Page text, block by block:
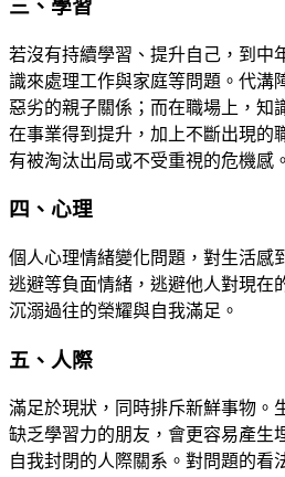
三、學習
若沒有持續學習、提升自己，到中
識來處理工作與家庭等問題。代溝
惡劣的親子關係；而在職場上，知
在事業得到提升，加上不斷出現的
有被淘汰出局或不受重視的危機感。
四、心理
個人心理情緒變化問題，對生活感
逃避等負面情緒，逃避他人對現在
沉溺過往的榮耀與自我滿足。
五、人際
滿足於現狀，同時排斥新鮮事物。
缺乏學習力的朋友，會更容易產生
自我封閉的人際關系。對問題的看